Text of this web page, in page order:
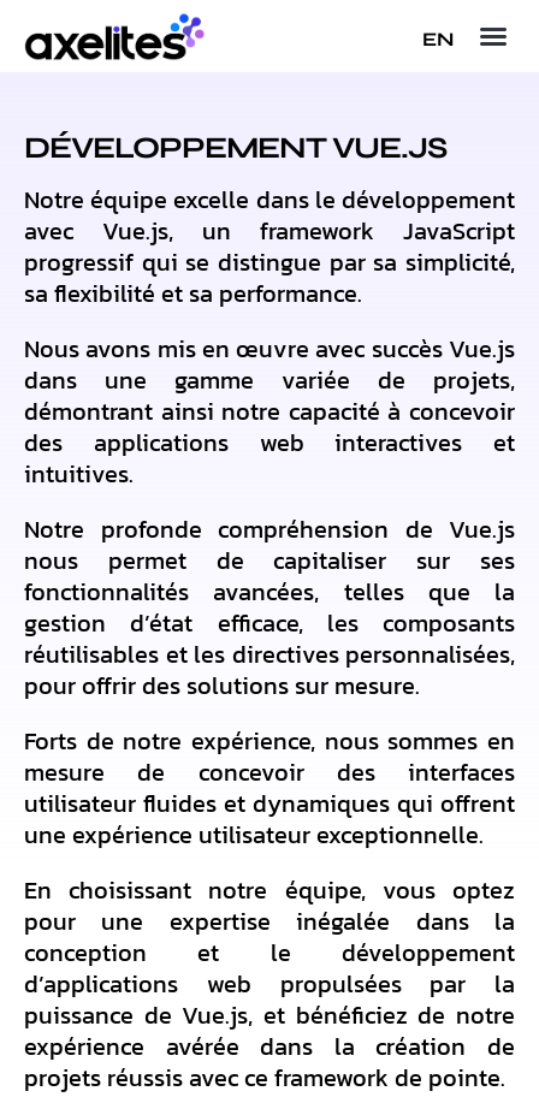
EN
DÉVELOPPEMENT VUE.JS
Notre équipe excelle dans le développement
avec Vue.js, un framework JavaScript
progressif qui se distingue par sa simplicité,
sa flexibilité et sa performance.
Nous avons mis en œuvre avec succès Vue.js
dans une gamme variée de projets,
démontrant ainsi notre capacité à concevoir
des applications web interactives et
intuitives.
Notre profonde compréhension de Vue.js
nous permet de capitaliser sur ses
fonctionnalités avancées, telles que la
gestion d’état efficace, les composants
réutilisables et les directives personnalisées,
pour offrir des solutions sur mesure.
Forts de notre expérience, nous sommes en
mesure de concevoir des interfaces
utilisateur fluides et dynamiques qui offrent
une expérience utilisateur exceptionnelle.
En choisissant notre équipe, vous optez
pour une expertise inégalée dans la
conception et le développement
d’applications web propulsées par la
puissance de Vue.js, et bénéficiez de notre
expérience avérée dans la création de
projets réussis avec ce framework de pointe.